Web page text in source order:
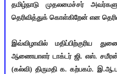
தமிழ்நாடு முதலமைச்சர்
தெரிவித்துக் கொள்கிறேன் என
இவ்விழாவில் மதிப்பிற்குரிய
ஆணையாளர் டாக்டர் ஜி. எஸ்.
(கல்வி) திருமதி க. கற்பகம்.